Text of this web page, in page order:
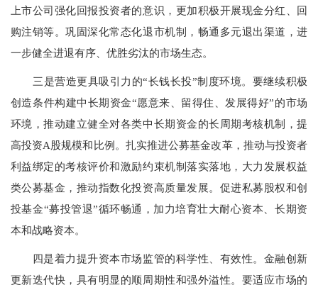
上市公司强化回报投资者的意识，更加积极开展现金分红、回
购注销等。巩固深化常态化退市机制，畅通多元退出渠道，进
一步健全进退有序、优胜劣汰的市场生态。
三是营造更具吸引力的“长钱长投”制度环境。要继续积极
创造条件构建中长期资金“愿意来、留得住、发展得好”的市场
环境，推动建立健全对各类中长期资金的长周期考核机制，提
高投资A股规模和比例。扎实推进公募基金改革，推动与投资者
利益绑定的考核评价和激励约束机制落实落地，大力发展权益
类公募基金，推动指数化投资高质量发展。促进私募股权和创
投基金“募投管退”循环畅通，加力培育壮大耐心资本、长期资
本和战略资本。
四是着力提升资本市场监管的科学性、有效性。金融创新
更新迭代快，具有明显的顺周期性和强外溢性。要适应市场的